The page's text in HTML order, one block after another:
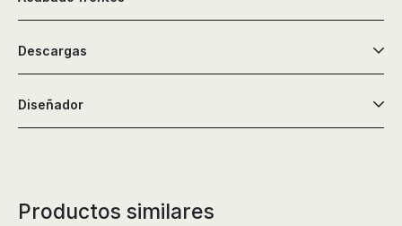
Descargas
Diseñador
Productos similares